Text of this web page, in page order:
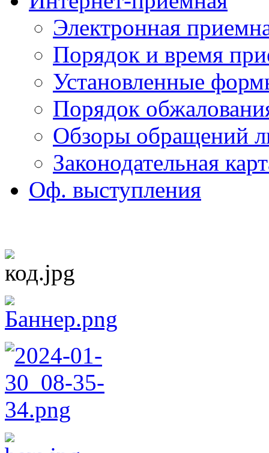
Электронная
Порядок и время
Установленные
Порядок
Обзоры обращений
Законодательная
Оф. выступления